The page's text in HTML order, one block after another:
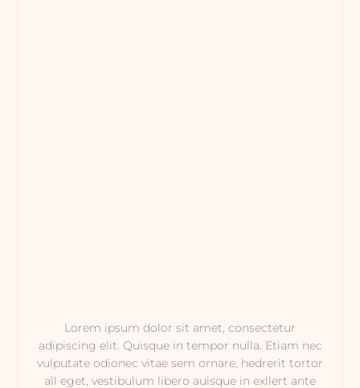
Lorem ipsum dolor sit amet, consectetur
adipiscing elit. Quisque in tempor nulla. Etiam nec
vulputate odionec vitae sem ornare, hedrerit tortor
all eget, vestibulum libero auisque in exllert ante